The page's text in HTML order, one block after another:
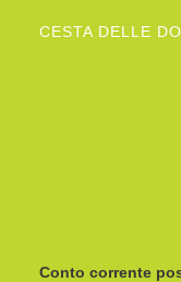
CESTA DELLE
Conto corrente